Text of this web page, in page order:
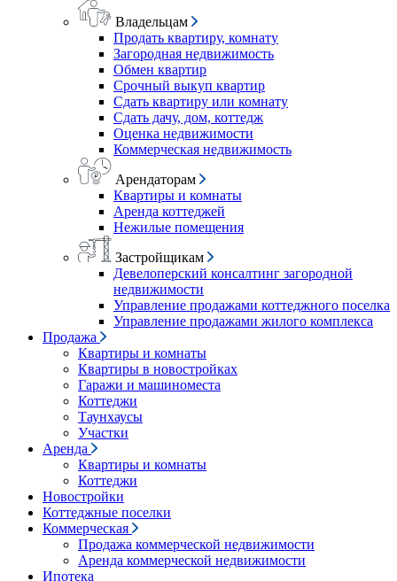
Владельцам
Продать квартиру, комнату
Загородная недвижимость
Обмен квартир
Срочный выкуп квартир
Сдать квартиру или комнату
Сдать дачу, дом, коттедж
Оценка недвижимости
Коммерческая недвижимость
Арендаторам
Квартиры и комнаты
Аренда коттеджей
Нежилые помещения
Застройщикам
Девелоперский консалтинг загородной
недвижимости
Управление продажами коттеджного поселка
Управление продажами жилого комплекса
Продажа
Квартиры и комнаты
Квартиры в новостройках
Гаражи и машиноместа
Коттеджи
Таунхаусы
Участки
Аренда
Квартиры и комнаты
Коттеджи
Новостройки
Коттеджные поселки
Коммерческая
Продажа коммерческой недвижимости
Аренда коммерческой недвижимости
Ипотека